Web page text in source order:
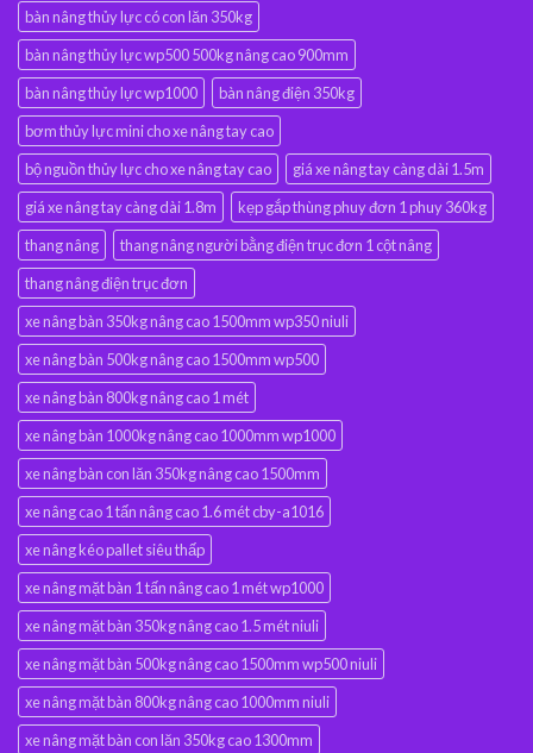
bàn nâng thủy lực có con lăn 350kg
bàn nâng thủy lực wp500 500kg nâng cao 900mm
bàn nâng thủy lực wp1000
bàn nâng điện 350kg
bơm thủy lực mini cho xe nâng tay cao
bộ nguồn thủy lực cho xe nâng tay cao
giá xe nâng tay càng dài 1.5m
giá xe nâng tay càng dài 1.8m
kẹp gắp thùng phuy đơn 1 phuy 360kg
thang nâng
thang nâng người bằng điện trục đơn 1 cột nâng
thang nâng điện trục đơn
xe nâng bàn 350kg nâng cao 1500mm wp350 niuli
xe nâng bàn 500kg nâng cao 1500mm wp500
xe nâng bàn 800kg nâng cao 1 mét
xe nâng bàn 1000kg nâng cao 1000mm wp1000
xe nâng bàn con lăn 350kg nâng cao 1500mm
xe nâng cao 1 tấn nâng cao 1.6 mét cby-a1016
xe nâng kéo pallet siêu thấp
xe nâng mặt bàn 1 tấn nâng cao 1 mét wp1000
xe nâng mặt bàn 350kg nâng cao 1.5 mét niuli
xe nâng mặt bàn 500kg nâng cao 1500mm wp500 niuli
xe nâng mặt bàn 800kg nâng cao 1000mm niuli
xe nâng mặt bàn con lăn 350kg cao 1300mm